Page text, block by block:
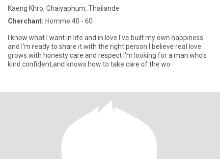
Kaeng Khro, Chaiyaphum, Thailande
Cherchant: Homme 40 - 60
I know what I want in life and in love I've built my own happiness
and I'm ready to share it with the right person I believe real love
grows with honesty care and respect I'm looking for a man who's
kind confident,and knows how to take care of the wo